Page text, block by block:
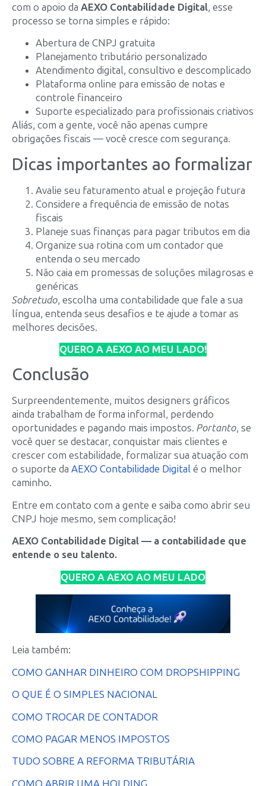
com o apoio da AEXO Contabilidade Digital, esse
processo se torna simples e rápido:
Abertura de CNPJ gratuita
Planejamento tributário personalizado
Atendimento digital, consultivo e descomplicado
Plataforma online para emissão de notas e
controle financeiro
Suporte especializado para profissionais criativos
Aliás, com a gente, você não apenas cumpre
obrigações fiscais — você cresce com segurança.
Dicas importantes ao formalizar
Avalie seu faturamento atual e projeção futura
Considere a frequência de emissão de notas
fiscais
Planeje suas finanças para pagar tributos em dia
Organize sua rotina com um contador que
entenda o seu mercado
Não caia em promessas de soluções milagrosas e
genéricas
Sobretudo, escolha uma contabilidade que fale a sua
língua, entenda seus desafios e te ajude a tomar as
melhores decisões.
QUERO A AEXO AO MEU LADO!
Conclusão
Surpreendentemente, muitos designers gráficos
ainda trabalham de forma informal, perdendo
oportunidades e pagando mais impostos. Portanto, se
você quer se destacar, conquistar mais clientes e
crescer com estabilidade, formalizar sua atuação com
o suporte da AEXO Contabilidade Digital é o melhor
caminho.
Entre em contato com a gente e saiba como abrir seu
CNPJ hoje mesmo, sem complicação!
AEXO Contabilidade Digital — a contabilidade que
entende o seu talento.
QUERO A AEXO AO MEU LADO
Leia também:
COMO GANHAR DINHEIRO COM DROPSHIPPING
O QUE É O SIMPLES NACIONAL
COMO TROCAR DE CONTADOR
COMO PAGAR MENOS IMPOSTOS
TUDO SOBRE A REFORMA TRIBUTÁRIA
COMO ABRIR UMA HOLDING